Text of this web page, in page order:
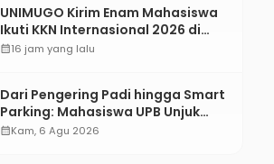
UNIMUGO Kirim Enam Mahasiswa
Ikuti KKN Internasional 2026 di
ASEAN dan Hong Kong
calendar_month16 jam yang lalu
Dari Pengering Padi hingga Smart
Parking: Mahasiswa UPB Unjuk
Gigi Lewat Pameran CODEX 2
calendar_monthKam, 6 Agu 2026